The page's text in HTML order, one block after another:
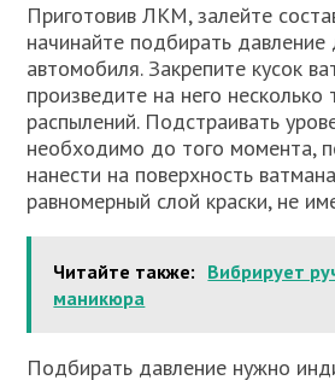
Приготовив ЛКМ, залейте
начинайте подбирать давление
автомобиля. Закрепите кусок
произведите на него несколько
распылений. Подстраивать
необходимо до того момента,
нанести на поверхность
равномерный слой краски, не
Читайте также: Вибрирует
маникюра
Подбирать давление нужно